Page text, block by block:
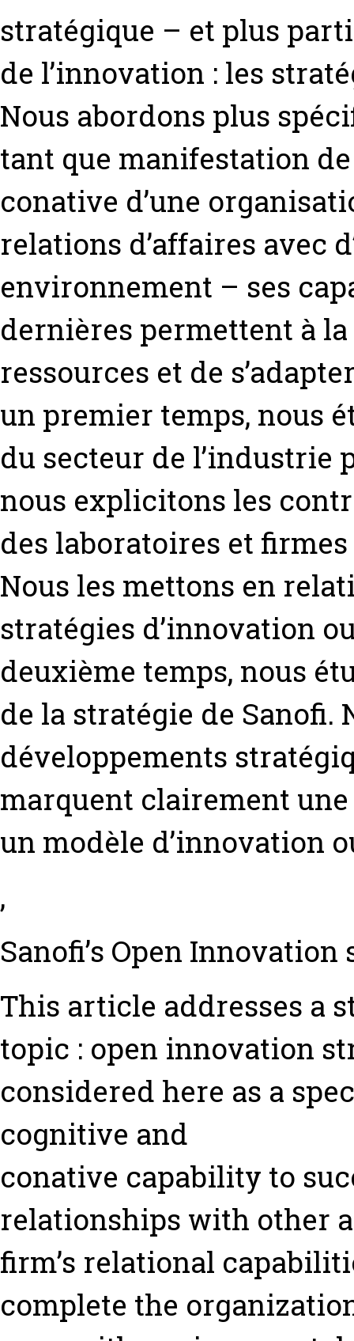
stratégique – et plus
de l’innovation : les
Nous abordons plus
tant que manifestation
conative d’une
relations d’affaires avec
environnement – ses
dernières permettent à
ressources et de
un premier temps, nous
du secteur de l’industrie
nous explicitons les
des laboratoires et
Nous les mettons en
stratégies d’innovation
deuxième temps, nous
de la stratégie de Sanofi.
développements
marquent clairement
un modèle d’innovation
,
Sanofi’s Open Innovation
This article addresses a
topic : open innovation
considered here as a
cognitive and
conative capability to
relationships with other
firm’s relational
complete the